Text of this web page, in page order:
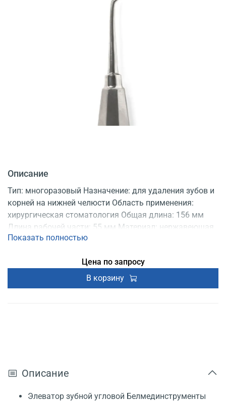
Описание
Тип: многоразовый Назначение: для удаления зубов и
корней на нижней челюсти Область применения:
хирургическая стоматология Общая длина: 156 мм
Длина рабочей части: 55 мм Материал: нержавеющая
сталь Регистрационное удостоверение
Показать полностью
Цена по запросу
В корзину
Описание
Элеватор зубной угловой Белмединструменты